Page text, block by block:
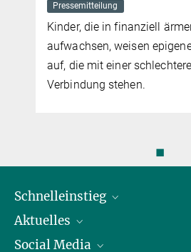
Pressemitteilung
Kinder, die in finanziell
aufwachsen, weisen
auf, die mit einer
Verbindung stehen.
◼
Schnelleinstieg
Personen
Pressebereich
Aktuelles
Stellenangebote
Social Media